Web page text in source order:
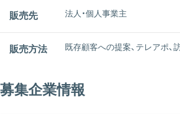
販売先 法人・個人事業主
販売方法 既存顧客への提案、テレアポ、
募集企業情報